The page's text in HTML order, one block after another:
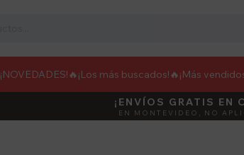
¡NOVEDADES! 🔥¡Los más buscados!🔥 ¡Más
¡ENVÍOS GRATIS EN
EN MONTEVIDEO, NO